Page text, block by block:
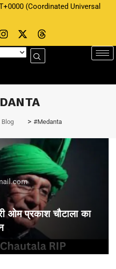
(Coordinated Universal
Blog > #Medanta
ओम प्रकाश चौटाला का